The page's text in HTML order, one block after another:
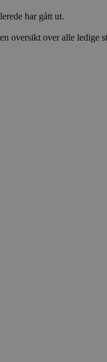
har gått ut.
oversikt over alle ledige